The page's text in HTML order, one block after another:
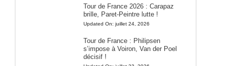
Tour de France 2026 : Carapaz
brille, Paret-Peintre lutte !
Updated On: juillet 24, 2026
Tour de France : Philipsen
s’impose à Voiron, Van der Poel
décisif !